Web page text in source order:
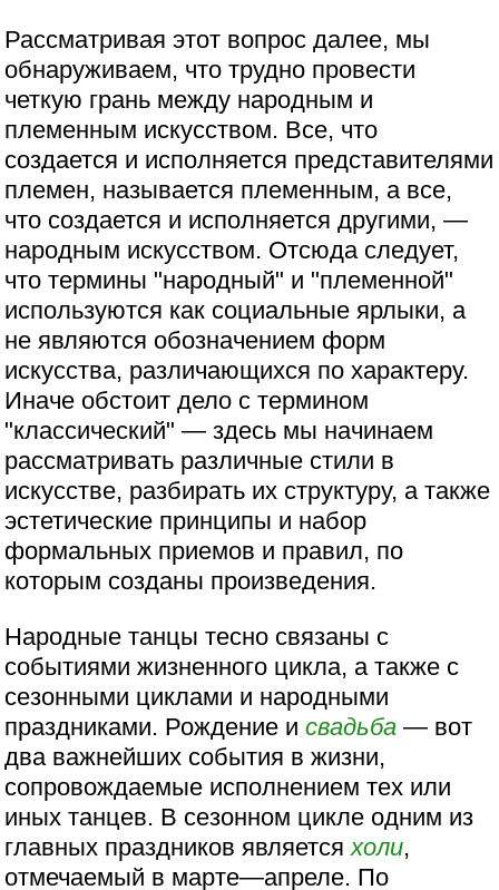
Рассматривая этот вопрос далее, мы
обнаруживаем, что трудно провести
четкую грань между народным и
племенным искусством. Все, что
создается и исполняется представителями
племен, называется племенным, а все,
что создается и исполняется другими, —
народным искусством. Отсюда следует,
что термины "народный" и "племенной"
используются как социальные ярлыки, а
не являются обозначением форм
искусства, различающихся по характеру.
Иначе обстоит дело с термином
"классический" — здесь мы начинаем
рассматривать различные стили в
искусстве, разбирать их структуру, а также
эстетические принципы и набор
формальных приемов и правил, по
которым созданы произведения.
Народные танцы тесно связаны с
событиями жизненного цикла, а также с
сезонными циклами и народными
праздниками. Рождение исвадьба — вот
два важнейших события в жизни,
сопровождаемые исполнением тех или
иных танцев. В сезонном цикле одним из
главных праздников являетсяхоли,
отмечаемый в марте—апреле. По